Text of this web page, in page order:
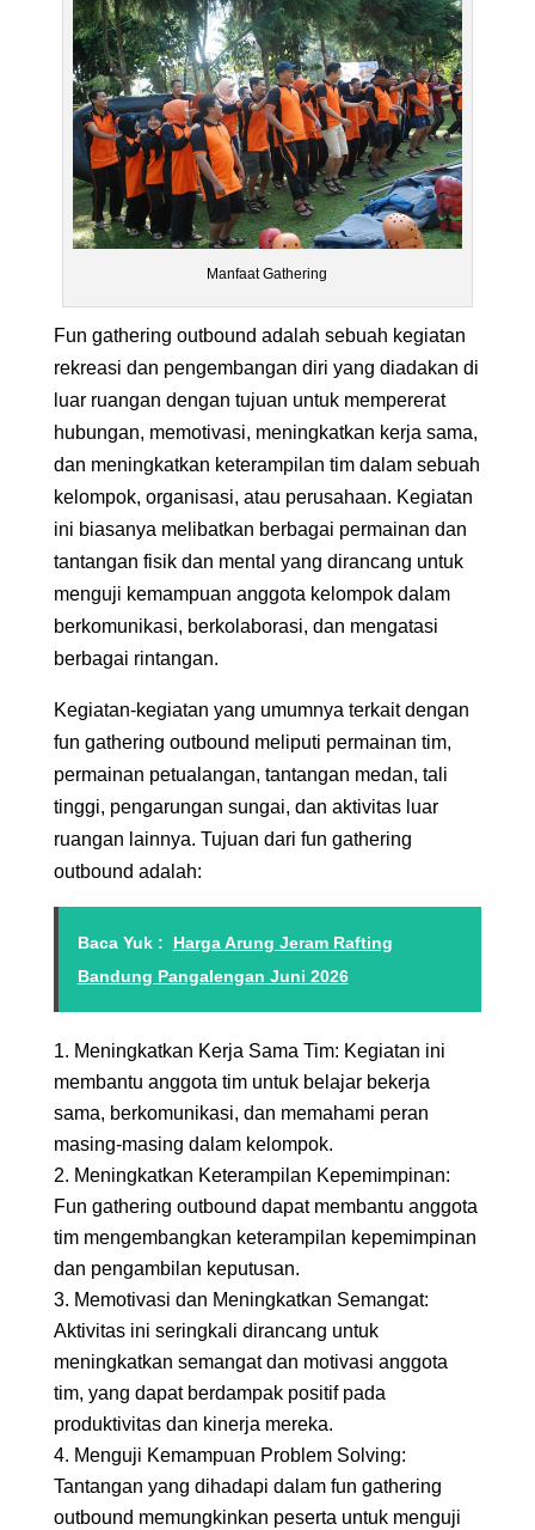
Manfaat Gathering
Fun gathering outbound adalah sebuah kegiatan
rekreasi dan pengembangan diri yang diadakan di
luar ruangan dengan tujuan untuk mempererat
hubungan, memotivasi, meningkatkan kerja sama,
dan meningkatkan keterampilan tim dalam sebuah
kelompok, organisasi, atau perusahaan. Kegiatan
ini biasanya melibatkan berbagai permainan dan
tantangan fisik dan mental yang dirancang untuk
menguji kemampuan anggota kelompok dalam
berkomunikasi, berkolaborasi, dan mengatasi
berbagai rintangan.
Kegiatan-kegiatan yang umumnya terkait dengan
fun gathering outbound meliputi permainan tim,
permainan petualangan, tantangan medan, tali
tinggi, pengarungan sungai, dan aktivitas luar
ruangan lainnya. Tujuan dari fun gathering
outbound adalah:
Baca Yuk :
Harga Arung Jeram Rafting
Bandung Pangalengan Juni 2026
Meningkatkan Kerja Sama Tim: Kegiatan ini
membantu anggota tim untuk belajar bekerja
sama, berkomunikasi, dan memahami peran
masing-masing dalam kelompok.
Meningkatkan Keterampilan Kepemimpinan:
Fun gathering outbound dapat membantu anggota
tim mengembangkan keterampilan kepemimpinan
dan pengambilan keputusan.
Memotivasi dan Meningkatkan Semangat:
Aktivitas ini seringkali dirancang untuk
meningkatkan semangat dan motivasi anggota
tim, yang dapat berdampak positif pada
produktivitas dan kinerja mereka.
Menguji Kemampuan Problem Solving:
Tantangan yang dihadapi dalam fun gathering
outbound memungkinkan peserta untuk menguji